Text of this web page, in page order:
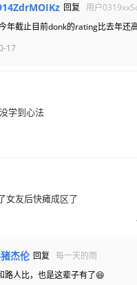
回复
用户
年截止目前donk的rating比去年还
17
学到心法
女友后快瘫成区了
杰伦 回复 每一天的雨
路人比，也是这辈子有了😆